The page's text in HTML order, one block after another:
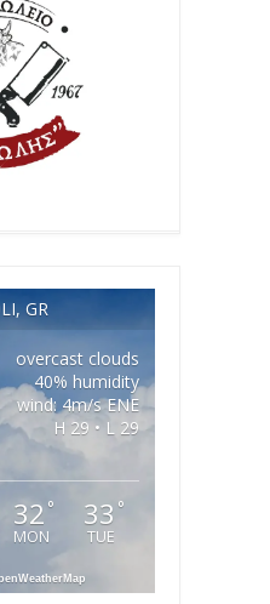
GR
overcast clouds
40% humidity
wind: 4m/s ENE
H 29 • L 29
32 °
MON
33 °
TUE